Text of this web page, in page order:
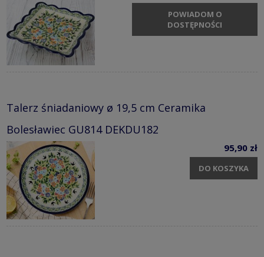
POWIADOM O
DOSTĘPNOŚCI
Talerz śniadaniowy ø 19,5 cm Ceramika
Bolesławiec GU814 DEKDU182
95,90 zł
DO KOSZYKA